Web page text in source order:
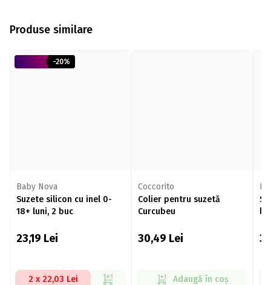
Produse similare
-20%
Baby Nova
Suzete silicon cu inel 0-
18+ luni, 2 buc
23,19 Lei
2 x 22,03 Lei
Coccorito
Colier pentru suzetă
Curcubeu
30,49 Lei
Adaugă în coș